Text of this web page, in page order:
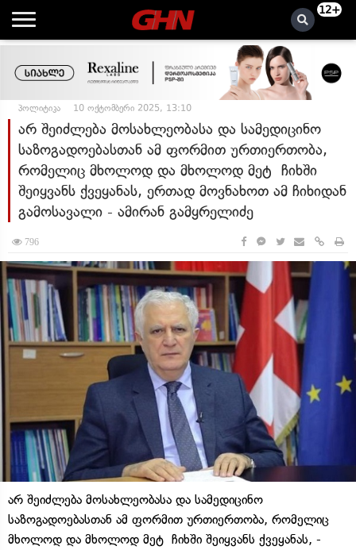
12+
პოლიტიკა 10 ოქტომბერი 2025, 13:10
არ შეიძლება მოსახლეობასა და სამედიცინო
საზოგადოებასთან ამ ფორმით ურთიერთობა,
რომელიც მხოლოდ და მხოლოდ მეტ ჩიხში
შეიყვანს ქვეყანას, ერთად მოვნახოთ ამ ჩიხიდან
გამოსავალი - ამირან გამყრელიძე
796
არ შეიძლება მოსახლეობასა და სამედიცინო
საზოგადოებასთან ამ ფორმით ურთიერთობა, რომელიც
მხოლოდ და მხოლოდ მეტ ჩიხში შეიყვანს ქვეყანას, -